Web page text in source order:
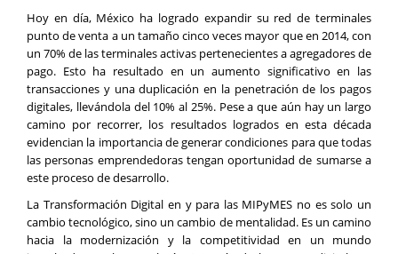
Hoy en día, México ha logrado expandir su red de terminales
punto de venta a un tamaño cinco veces mayor que en 2014, con
un 70% de las terminales activas pertenecientes a agregadores de
pago. Esto ha resultado en un aumento significativo en las
transacciones y una duplicación en la penetración de los pagos
digitales, llevándola del 10% al 25%. Pese a que aún hay un largo
camino por recorrer, los resultados logrados en esta década
evidencian la importancia de generar condiciones para que todas
las personas emprendedoras tengan oportunidad de sumarse a
este proceso de desarrollo.
La Transformación Digital en y para las MIPyMES no es solo un
cambio tecnológico, sino un cambio de mentalidad. Es un camino
hacia la modernización y la competitividad en un mundo